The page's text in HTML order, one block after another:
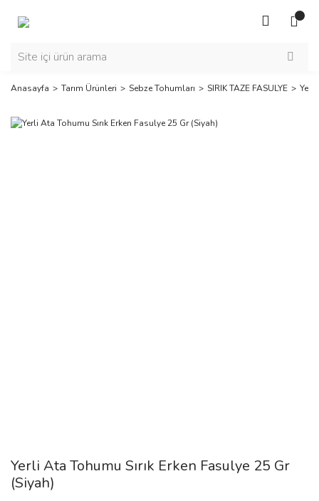
Anasayfa Tarım Ürünleri Sebze Tohumları SIRIK TAZE FASULYE Yerli
Yerli Ata Tohumu Sırık Erken Fasulye 25 Gr
(Siyah)